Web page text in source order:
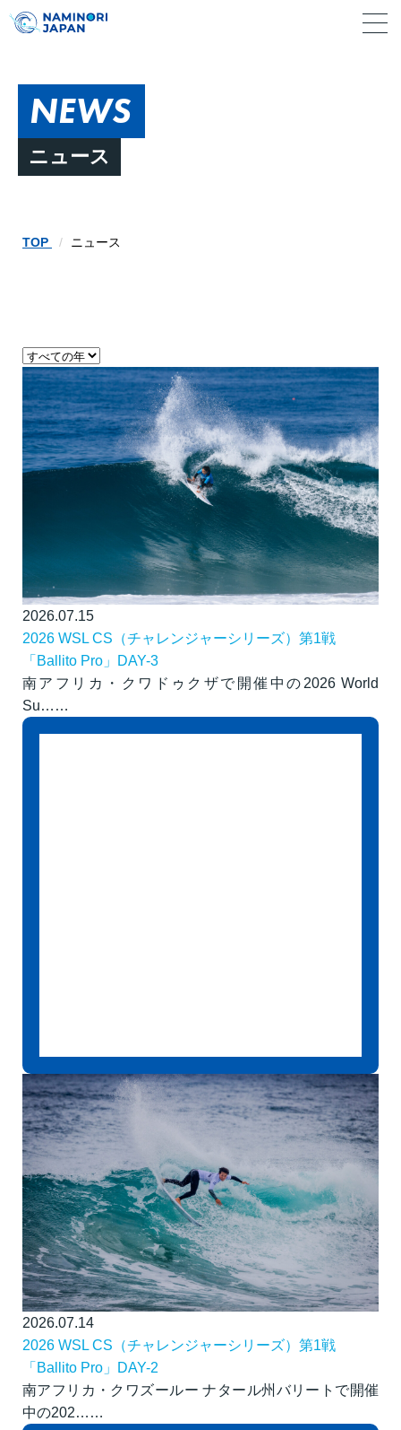
NEWS
ニュース
TOP ニュース
2026.07.15
2026 WSL CS（チャレンジャーシリーズ）第1戦
「Ballito Pro」DAY-3
南アフリカ・クワドゥクザで開催中の2026 World
Su……
2026.07.14
2026 WSL CS（チャレンジャーシリーズ）第1戦
「Ballito Pro」DAY-2
南アフリカ・クワズールー ナタール州バリートで開催
中の202……